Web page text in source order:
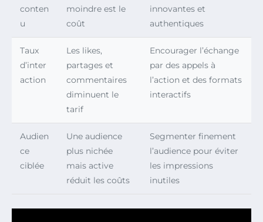
conten
u
moindre est le
coût
innovantes et
authentiques
Taux
d’inter
action
Les likes,
partages et
commentaires
diminuent le
tarif
Encourager l’échange
par des appels à
l’action et des formats
interactifs
Audien
ce
ciblée
Une audience
plus nichée
mais active
réduit les coûts
Segmenter finement
l’audience pour éviter
les impressions
inutiles